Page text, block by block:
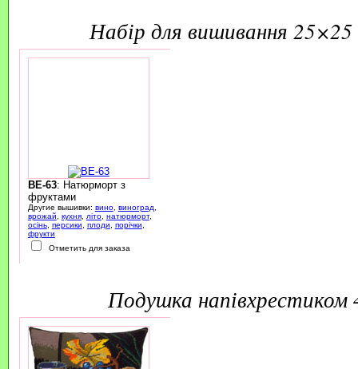
набір для вишивання 25×25
BE-63: Натюрморт з
фруктами
Другие вышивки: вино, виноград
врожай
кухня, літо, натюрморт,
осінь, персики плоди порічки
фрукти
Отметить для заказа
подушка